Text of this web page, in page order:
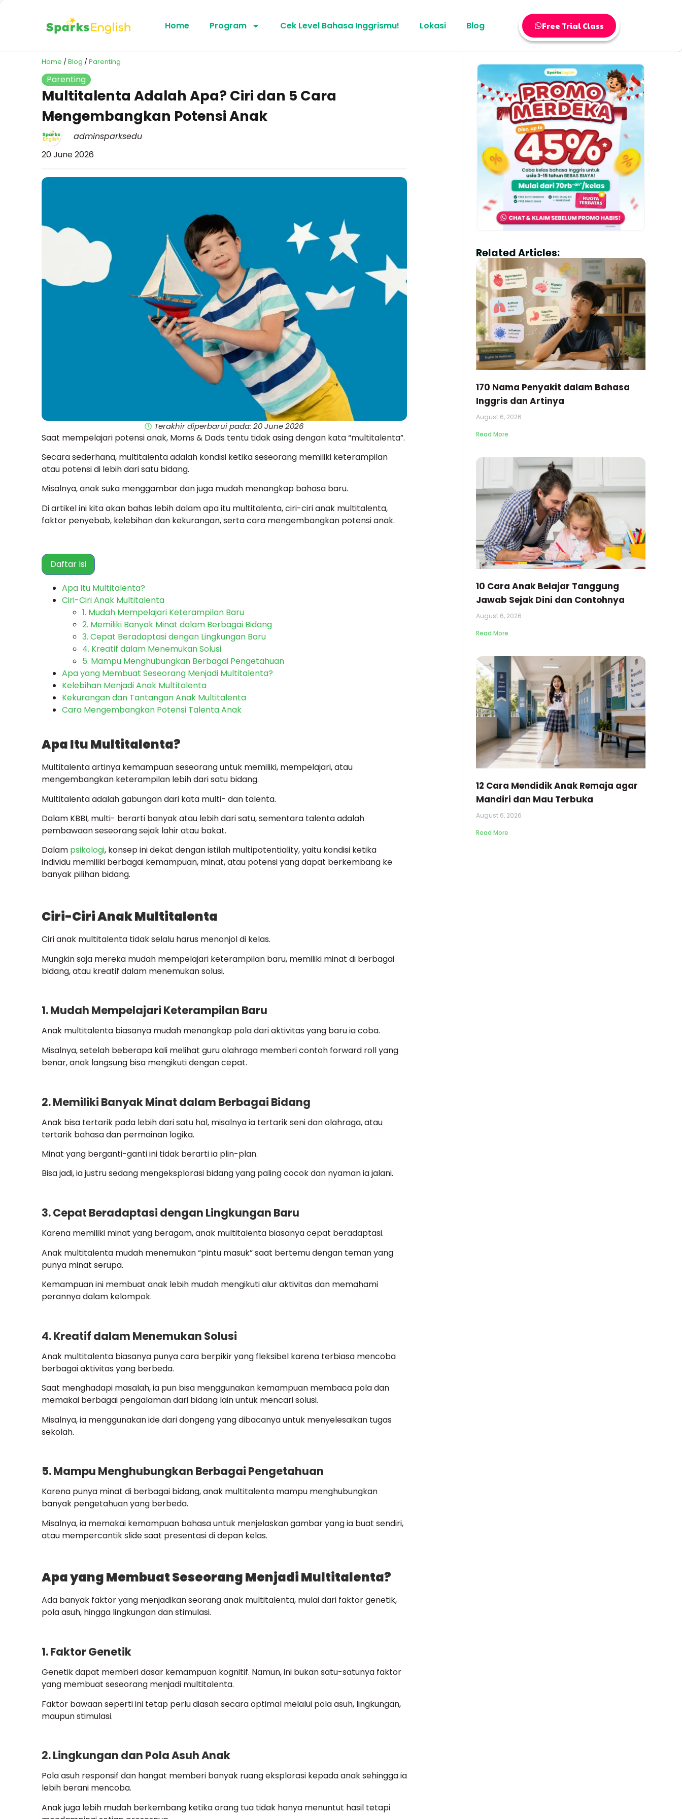
Home Program Cek Level Bahasa Inggrismu! Lokasi Blog Free Trial Class
Home /Blog /Parenting
Parenting
Multitalenta Adalah Apa? Ciri dan 5 Cara
Mengembangkan Potensi Anak
adminsparksedu
20 June 2026
Terakhir diperbarui pada: 20 June 2026
Saat mempelajari potensi anak, Moms & Dads tentu tidak asing dengan kata “multitalenta”.
Secara sederhana, multitalenta adalah kondisi ketika seseorang memiliki keterampilan
atau potensi di lebih dari satu bidang.
Misalnya, anak suka menggambar dan juga mudah menangkap bahasa baru.
Di artikel ini kita akan bahas lebih dalam apa itu multitalenta, ciri-ciri anak multitalenta,
faktor penyebab, kelebihan dan kekurangan, serta cara mengembangkan potensi anak.
Daftar Isi
Apa Itu Multitalenta?
Ciri-Ciri Anak Multitalenta
1. Mudah Mempelajari Keterampilan Baru
2. Memiliki Banyak Minat dalam Berbagai Bidang
3. Cepat Beradaptasi dengan Lingkungan Baru
4. Kreatif dalam Menemukan Solusi
5. Mampu Menghubungkan Berbagai Pengetahuan
Apa yang Membuat Seseorang Menjadi Multitalenta?
Kelebihan Menjadi Anak Multitalenta
Kekurangan dan Tantangan Anak Multitalenta
Cara Mengembangkan Potensi Talenta Anak
Apa Itu Multitalenta?
Multitalenta artinya kemampuan seseorang untuk memiliki, mempelajari, atau
mengembangkan keterampilan lebih dari satu bidang.
Multitalenta adalah gabungan dari kata multi- dan talenta.
Dalam KBBI, multi- berarti banyak atau lebih dari satu, sementara talenta adalah
pembawaan seseorang sejak lahir atau bakat.
Dalam psikologi, konsep ini dekat dengan istilah multipotentiality, yaitu kondisi ketika
individu memiliki berbagai kemampuan, minat, atau potensi yang dapat berkembang ke
banyak pilihan bidang.
Ciri-Ciri Anak Multitalenta
Ciri anak multitalenta tidak selalu harus menonjol di kelas.
Mungkin saja mereka mudah mempelajari keterampilan baru, memiliki minat di berbagai
bidang, atau kreatif dalam menemukan solusi.
1. Mudah Mempelajari Keterampilan Baru
Anak multitalenta biasanya mudah menangkap pola dari aktivitas yang baru ia coba.
Misalnya, setelah beberapa kali melihat guru olahraga memberi contoh forward roll yang
benar, anak langsung bisa mengikuti dengan cepat.
2. Memiliki Banyak Minat dalam Berbagai Bidang
Anak bisa tertarik pada lebih dari satu hal, misalnya ia tertarik seni dan olahraga, atau
tertarik bahasa dan permainan logika.
Minat yang berganti-ganti ini tidak berarti ia plin-plan.
Bisa jadi, ia justru sedang mengeksplorasi bidang yang paling cocok dan nyaman ia jalani.
3. Cepat Beradaptasi dengan Lingkungan Baru
Karena memiliki minat yang beragam, anak multitalenta biasanya cepat beradaptasi.
Anak multitalenta mudah menemukan “pintu masuk” saat bertemu dengan teman yang
punya minat serupa.
Kemampuan ini membuat anak lebih mudah mengikuti alur aktivitas dan memahami
perannya dalam kelompok.
4. Kreatif dalam Menemukan Solusi
Anak multitalenta biasanya punya cara berpikir yang fleksibel karena terbiasa mencoba
berbagai aktivitas yang berbeda.
Saat menghadapi masalah, ia pun bisa menggunakan kemampuan membaca pola dan
memakai berbagai pengalaman dari bidang lain untuk mencari solusi.
Misalnya, ia menggunakan ide dari dongeng yang dibacanya untuk menyelesaikan tugas
sekolah.
5. Mampu Menghubungkan Berbagai Pengetahuan
Karena punya minat di berbagai bidang, anak multitalenta mampu menghubungkan
banyak pengetahuan yang berbeda.
Misalnya, ia memakai kemampuan bahasa untuk menjelaskan gambar yang ia buat sendiri,
atau mempercantik slide saat presentasi di depan kelas.
Apa yang Membuat Seseorang Menjadi Multitalenta?
Ada banyak faktor yang menjadikan seorang anak multitalenta, mulai dari faktor genetik,
pola asuh, hingga lingkungan dan stimulasi.
1. Faktor Genetik
Genetik dapat memberi dasar kemampuan kognitif. Namun, ini bukan satu-satunya faktor
yang membuat seseorang menjadi multitalenta.
Faktor bawaan seperti ini tetap perlu diasah secara optimal melalui pola asuh, lingkungan,
maupun stimulasi.
2. Lingkungan dan Pola Asuh Anak
Pola asuh responsif dan hangat memberi banyak ruang eksplorasi kepada anak sehingga ia
lebih berani mencoba.
Anak juga lebih mudah berkembang ketika orang tua tidak hanya menuntut hasil tetapi
Related Articles:
170 Nama Penyakit dalam Bahasa
Inggris dan Artinya
August 6, 2026
Read More
10 Cara Anak Belajar Tanggung
Jawab Sejak Dini dan Contohnya
August 6, 2026
Read More
12 Cara Mendidik Anak Remaja agar
Mandiri dan Mau Terbuka
August 6, 2026
Read More